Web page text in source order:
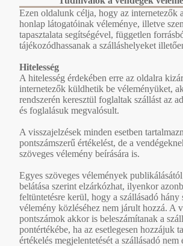
Ezen oldalunk célja, hogy az internetezők
honlap látogatóinak véleménye, illetve
tapasztalata segítségével, független
tájékozódhassanak a szálláshelyeket
Hitelesség
A hitelesség érdekében erre az oldalra
internetezők küldhetik be véleményüket,
rendszerén keresztül foglaltak szállást az
és foglalásuk megvalósult.
A visszajelzések minden esetben
pontszámszerű értékelést, de a
szöveges vélemény beírására is.
Egyes szöveges vélemények
belátása szerint elzárkózhat, ilyenkor
feltüntetésre kerül, hogy a szállásadó hány
vélemény közléséhez nem járult hozzá. A
pontszámok akkor is beleszámítanak a
pontértékébe, ha az esetlegesen hozzájuk
értékelés megjelentetését a szállásadó nem